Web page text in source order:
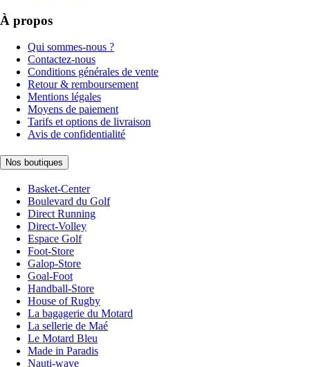
À propos
Qui sommes-nous ?
Contactez-nous
Conditions générales de vente
Retour & remboursement
Mentions légales
Moyens de paiement
Tarifs et options de livraison
Avis de confidentialité
Nos boutiques
Basket-Center
Boulevard du Golf
Direct Running
Direct-Volley
Espace Golf
Foot-Store
Galop-Store
Goal-Foot
Handball-Store
House of Rugby
La bagagerie du Motard
La sellerie de Maé
Le Motard Bleu
Made in Paradis
Nauti-wave